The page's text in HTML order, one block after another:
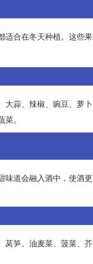
适合在冬天种植。这些果
大蒜、辣椒、豌豆、萝卜
。
味道会融入酒中，使酒更
莴笋、油麦菜、菠菜、芥